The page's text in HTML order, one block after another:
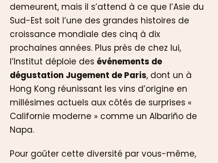
demeurent, mais il s’attend à ce que l’Asie du
Sud-Est soit l’une des grandes histoires de
croissance mondiale des cinq à dix
prochaines années. Plus près de chez lui,
l’Institut déploie des événements de
dégustation Jugement de Paris, dont un à
Hong Kong réunissant les vins d’origine en
millésimes actuels aux côtés de surprises «
Californie moderne » comme un Albariño de
Napa.
Pour goûter cette diversité par vous-même,